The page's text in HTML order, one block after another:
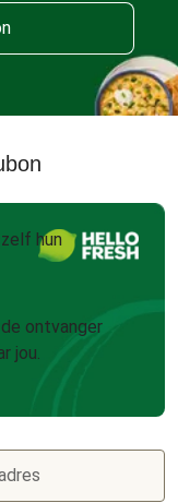
hun
ontvanger
jou.